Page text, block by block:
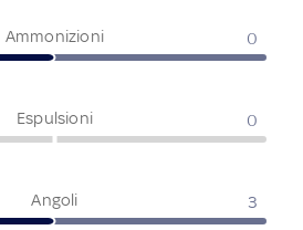
Ammonizioni 0
Espulsioni 0
Angoli 3